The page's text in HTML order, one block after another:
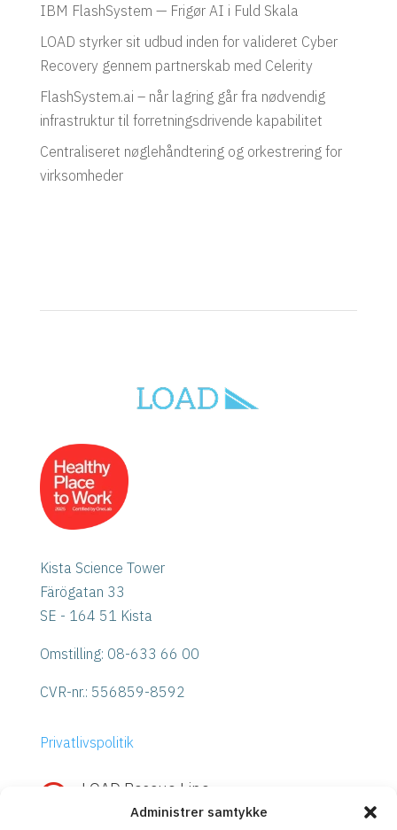
Administrer samtykke
IBM FlashSystem — Frigør AI i Fuld Skala
LOAD styrker sit udbud inden for valideret Cyber
Recovery gennem partnerskab med Celerity
FlashSystem.ai – når lagring går fra nødvendig
infrastruktur til forretningsdrivende kapabilitet
Centraliseret nøglehåndtering og orkestrering for
virksomheder
Kista Science Tower
Färögatan 33
SE - 164 51 Kista
Omstilling: 08-633 66 00
CVR-nr.: 556859-8592
Privatlivspolitik
 LOAD Rescue Line
Hurtig hjælp med IBM Power eller